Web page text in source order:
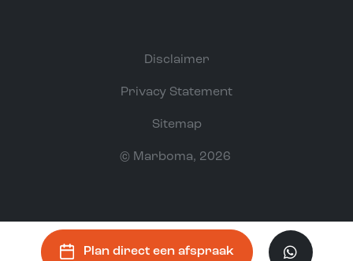
Plan direct een afspraak
© Marboma, 2026
Disclaimer
Privacy Statement
Sitemap